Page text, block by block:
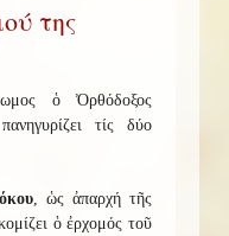
της
ὁ Ὀρθόδοξος
τίς δύο
, ὡς ἀπαρχή τῆς
ὁ ἐρχομός τοῦ